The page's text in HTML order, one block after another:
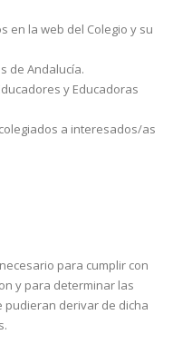
en la web del Colegio y su
de Andalucía.
y Educadoras
a interesados/as
para cumplir con
y para determinar las
derivar de dicha